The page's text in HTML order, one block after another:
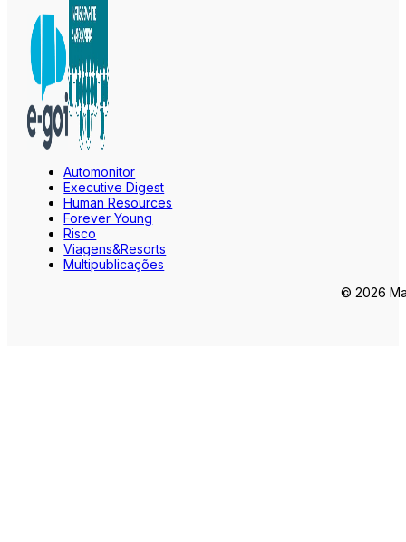
Automonitor
Executive Digest
Human Resources
Forever Young
Risco
Viagens&Resorts
Multipublicações
© 2026